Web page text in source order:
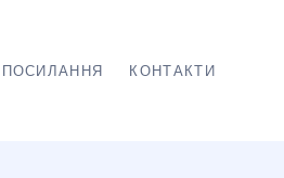
ПОСИЛАННЯ КОНТАКТИ